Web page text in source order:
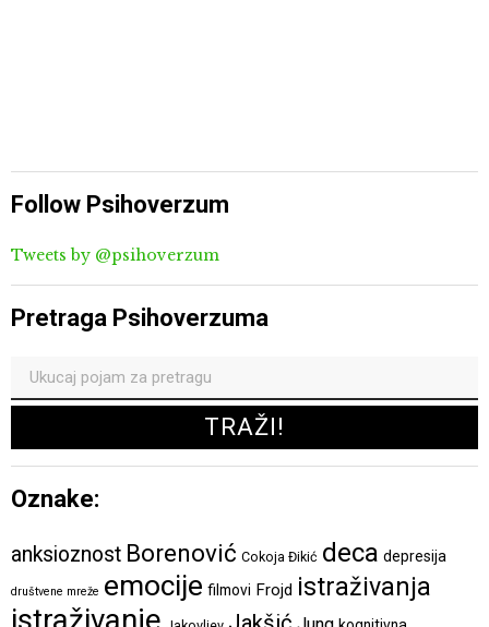
Follow Psihoverzum
Tweets by @psihoverzum
Pretraga Psihoverzuma
Oznake:
anksioznost Borenović Cokoja Đikić deca depresija
društvene mreže emocije filmovi Frojd istraživanja
istraživanje